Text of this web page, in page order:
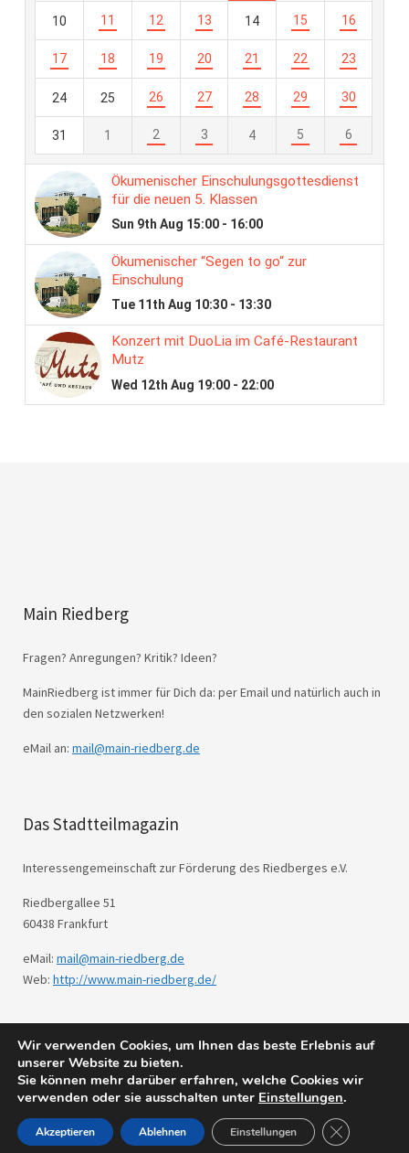
Main Riedberg
Fragen? Anregungen? Kritik? Ideen?
MainRiedberg ist immer für Dich da: per Email und natürlich auch in
den sozialen Netzwerken!
eMail an: mail@main-riedberg.de
Das Stadtteilmagazin
Interessengemeinschaft zur Förderung des Riedberges e.V.
Riedbergallee 51
60438 Frankfurt
eMail: mail@main-riedberg.de
Web: http://www.main-riedberg.de/
© 2026 Main Riedberg.
Theme: Weta vonElmastudio.
Wir verwenden Cookies, um Ihnen das beste Erlebnis auf
unserer Website zu bieten.
Sie können mehr darüber erfahren, welche Cookies wir
verwenden oder sie ausschalten unter Einstellungen.
Akzeptieren Ablehnen Einstellungen GDPR